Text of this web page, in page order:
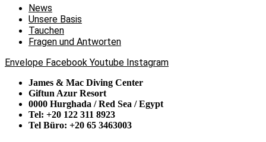
News
Unsere Basis
Tauchen
Fragen und Antworten
Envelope Facebook Youtube Instagram
James & Mac Diving Center
Giftun Azur Resort
0000 Hurghada / Red Sea / Egypt
Tel: +20 122 311 8923
Tel Büro: +20 65 3463003